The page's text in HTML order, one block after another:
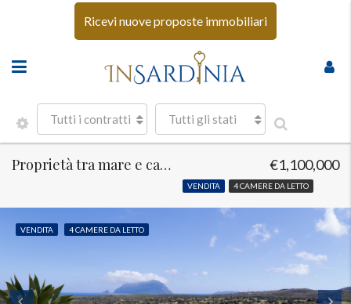
Ricevi nuove proposte immobiliari
Tutti i contratti Tutti gli stati
Proprietà tra mare e campagna
VENDITA 4 CAMERE DA LETTO
€1,100,000
VENDITA 4 CAMERE DA LETTO